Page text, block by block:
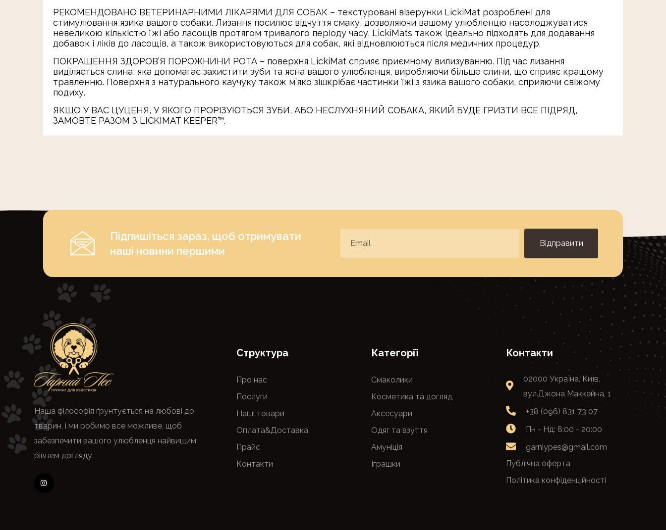
РЕКОМЕНДОВАНО ВЕТЕРИНАРНИМИ ЛІКАРЯМИ ДЛЯ СОБАК – текстуровані візерунки LickiMat розроблені для
стимулювання язика вашого собаки. Лизання посилює відчуття смаку, дозволяючи вашому улюбленцю насолоджуватися
невеликою кількістю їжі або ласощів протягом тривалого періоду часу. LickiMats також ідеально підходять для додавання
добавок і ліків до ласощів, а також використовуються для собак, які відновлюються після медичних процедур.
ПОКРАЩЕННЯ ЗДОРОВ’Я ПОРОЖНИНИ РОТА – поверхня LickiMat сприяє приємному вилизуванню. Під час лизання
виділяється слина, яка допомагає захистити зуби та ясна вашого улюбленця, виробляючи більше слини, що сприяє кращому
травленню. Поверхня з натурального каучуку також м’яко зішкрібає частинки їжі з язика вашого собаки, сприяючи свіжому
подиху.
ЯКЩО У ВАС ЦУЦЕНЯ, У ЯКОГО ПРОРІЗУЮТЬСЯ ЗУБИ, АБО НЕСЛУХНЯНИЙ СОБАКА, ЯКИЙ БУДЕ ГРИЗТИ ВСЕ ПІДРЯД,
ЗАМОВТЕ РАЗОМ З LICKIMAT KEEPER™.
Підпишіться зараз, щоб отримувати
наші новини першими
Відправити
Наша філософія ґрунтується на любові до
тварин, і ми робимо все можливе, щоб
забезпечити вашого улюбленця найвищим
рівнем догляду.
Cтруктура
Про нас
Послуги
Наші товари
Оплата&Доставка
Прайс
Контакти
Категорії
Смаколики
Косметика та догляд
Аксесуари
Одяг та взуття
Амуніція
Іграшки
Контакти
02000 Україна, Київ,
вул.Джона Маккейна, 1
+38 (096) 831 73 07
Пн - Нд: 8:00 - 20:00
garniypes@gmail.com
Публічна оферта
Політика конфіденційності